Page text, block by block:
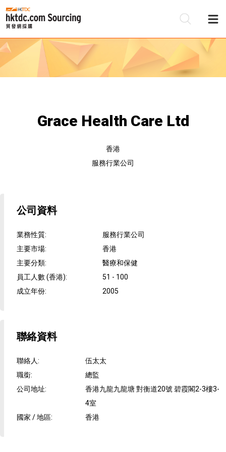
Grace Health Care Ltd
香港
服務行業公司
公司資料
業務性質:
服務行業公司
主要市場:
香港
主要分類:
醫療和保健
員工人數 (香港):
51 - 100
成立年份: 2005
聯絡資料
聯絡人:
伍太太
職銜:
總監
公司地址:
香港九龍九龍塘 對衡道20號 碧霞閣2-3樓3-
4室
國家 / 地區: 香港